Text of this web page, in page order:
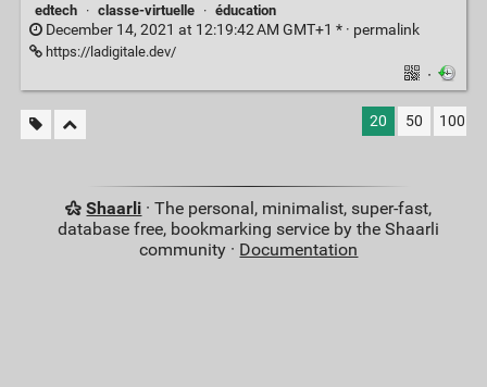
edtech
· classe-virtuelle · éducation
December 14, 2021 at 12:19:42 AM GMT+1 * · permalink
https://ladigitale.dev/
·
20 50 100
Shaarli · The personal, minimalist, super-fast,
database free, bookmarking service by the Shaarli
community · Documentation